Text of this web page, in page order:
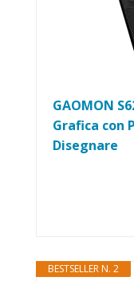
GAOMON
Grafica con
Disegnare
BESTSELLER N. 2